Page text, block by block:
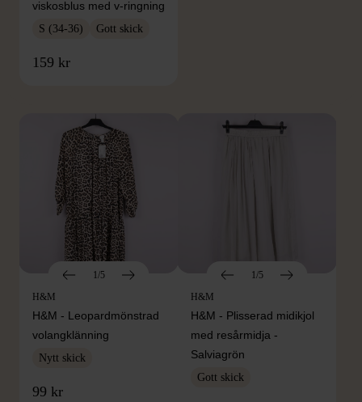
viskosblus med v-ringning
S (34-36) Gott skick
159 kr
FRÅN SAMMA VARUMÄRKE
1/5
H&M
H&M - Leopardmönstrad
volangklänning
Nytt skick
99 kr
1/5
H&M
H&M - Plisserad midikjol
med resårmidja -
Salviagrön
Gott skick